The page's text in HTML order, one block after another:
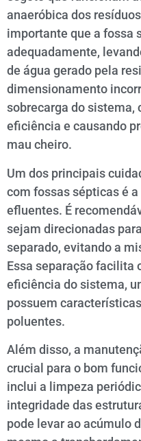
anaeróbica dos
importante que a fossa
adequadamente,
de água gerado pela
dimensionamento
sobrecarga do sistema,
eficiência e causando
mau cheiro.
Um dos principais
com fossas sépticas é
efluentes. É
sejam direcionadas
separado, evitando a
Essa separação facilita
eficiência do sistema,
possuem
poluentes.
Além disso, a
crucial para o bom
inclui a limpeza
integridade das
pode levar ao acúmulo